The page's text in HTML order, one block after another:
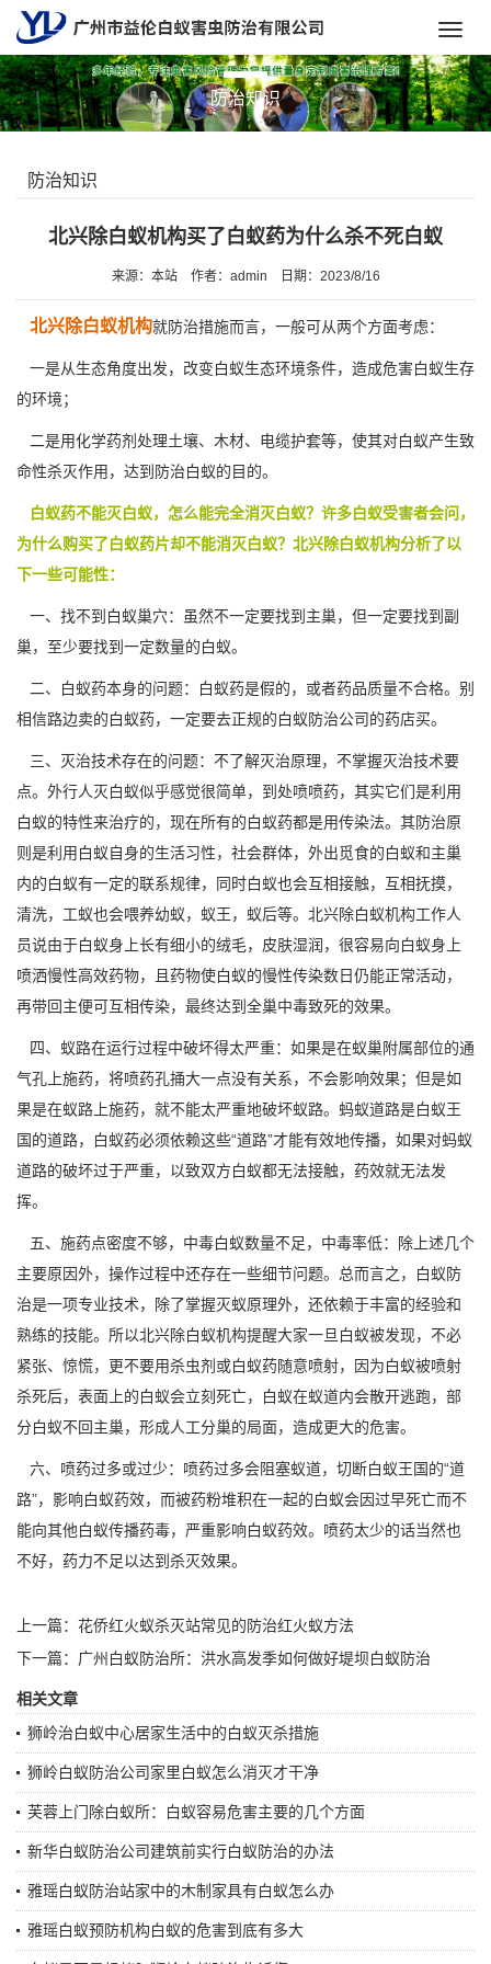
防治知识
防治知识
北兴除白蚁机构买了白蚁药为什么杀不死白蚁
来源：本站 作者：admin 日期：2023/8/16
北兴除白蚁机构就防治措施而言，一般可从两个方面考虑：
一是从生态角度出发，改变白蚁生态环境条件，造成危害白蚁生存
的环境；
二是用化学药剂处理土壤、木材、电缆护套等，使其对白蚁产生致
命性杀灭作用，达到防治白蚁的目的。
白蚁药不能灭白蚁，怎么能完全消灭白蚁？许多白蚁受害者会问，
为什么购买了白蚁药片却不能消灭白蚁？北兴除白蚁机构分析了以
下一些可能性：
一、找不到白蚁巢穴：虽然不一定要找到主巢，但一定要找到副
巢，至少要找到一定数量的白蚁。
二、白蚁药本身的问题：白蚁药是假的，或者药品质量不合格。别
相信路边卖的白蚁药，一定要去正规的白蚁防治公司的药店买。
三、灭治技术存在的问题：不了解灭治原理，不掌握灭治技术要
点。外行人灭白蚁似乎感觉很简单，到处喷喷药，其实它们是利用
白蚁的特性来治疗的，现在所有的白蚁药都是用传染法。其防治原
则是利用白蚁自身的生活习性，社会群体，外出觅食的白蚁和主巢
内的白蚁有一定的联系规律，同时白蚁也会互相接触，互相抚摸，
清洗，工蚁也会喂养幼蚁，蚁王，蚁后等。北兴除白蚁机构工作人
员说由于白蚁身上长有细小的绒毛，皮肤湿润，很容易向白蚁身上
喷洒慢性高效药物，且药物使白蚁的慢性传染数日仍能正常活动，
再带回主便可互相传染，最终达到全巢中毒致死的效果。
四、蚁路在运行过程中破坏得太严重：如果是在蚁巢附属部位的通
气孔上施药，将喷药孔捅大一点没有关系，不会影响效果；但是如
果是在蚁路上施药，就不能太严重地破坏蚁路。蚂蚁道路是白蚁王
国的道路，白蚁药必须依赖这些“道路”才能有效地传播，如果对蚂蚁
道路的破坏过于严重，以致双方白蚁都无法接触，药效就无法发
挥。
五、施药点密度不够， 中毒白蚁数量不足，中毒率低：除上述几个
主要原因外，操作过程中还存在一些细节问题。总而言之，白蚁防
治是一项专业技术，除了掌握灭蚁原理外，还依赖于丰富的经验和
熟练的技能。所以北兴除白蚁机构提醒大家一旦白蚁被发现，不必
紧张、惊慌，更不要用杀虫剂或白蚁药随意喷射，因为白蚁被喷射
杀死后，表面上的白蚁会立刻死亡，白蚁在蚁道内会散开逃跑，部
分白蚁不回主巢，形成人工分巢的局面，造成更大的危害。
六、喷药过多或过少：喷药过多会阻塞蚁道，切断白蚁王国的“道
路”，影响白蚁药效，而被药粉堆积在一起的白蚁会因过早死亡而不
能向其他白蚁传播药毒，严重影响白蚁药效。喷药太少的话当然也
不好，药力不足以达到杀灭效果。
上一篇： 花侨红火蚁杀灭站常见的防治红火蚁方法
下一篇： 广州白蚁防治所：洪水高发季如何做好堤坝白蚁防治
相关文章
狮岭治白蚁中心居家生活中的白蚁灭杀措施
狮岭白蚁防治公司家里白蚁怎么消灭才干净
芙蓉上门除白蚁所：白蚁容易危害主要的几个方面
新华白蚁防治公司建筑前实行白蚁防治的办法
雅瑶白蚁防治站家中的木制家具有白蚁怎么办
雅瑶白蚁预防机构白蚁的危害到底有多大